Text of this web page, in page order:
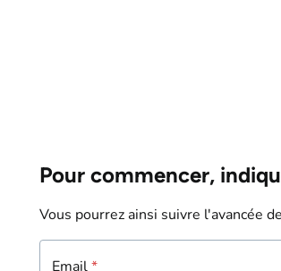
Pour commencer,
Vous pourrez ainsi suivre l'avancée
Email*